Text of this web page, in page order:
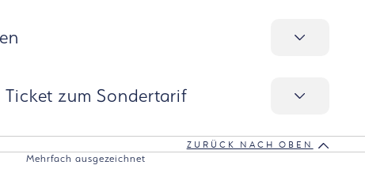
zum Sondertarif
ZURÜCK NACH OBEN
Mehrfach ausgezeichnet